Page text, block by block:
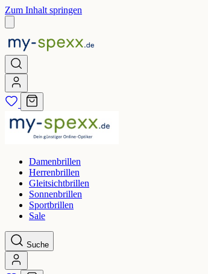
Zum Inhalt springen
Damenbrillen
Herrenbrillen
Gleitsichtbrillen
Sonnenbrillen
Sportbrillen
Sale
Suche